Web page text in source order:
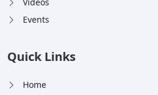
Events
Quick Links
Home